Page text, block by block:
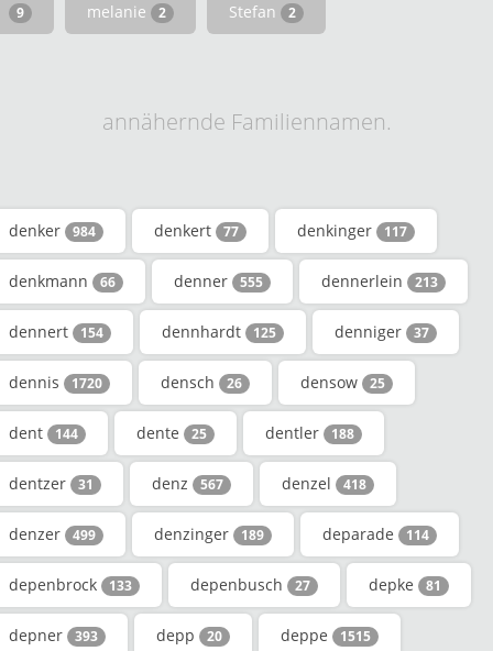
9 melanie 2 Stefan 2
annähernde Familiennamen.
denker 984 denkert 77 denkinger 117
denkmann 66 denner 555 dennerlein 213
dennert 154 dennhardt 125 denniger 37
dennis 1720 densch 26 densow 25
dent 144 dente 25 dentler 188
dentzer 31 denz 567 denzel 418
denzer 499 denzinger 189 deparade 114
depenbrock 133 depenbusch 27 depke 81
depner 393 depp 20 deppe 1515